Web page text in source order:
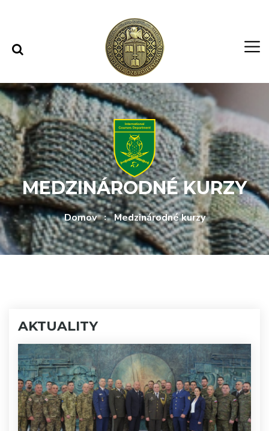
MEDZINÁRODNÉ KURZY
Domov Medzinárodné kurzy
AKTUALITY